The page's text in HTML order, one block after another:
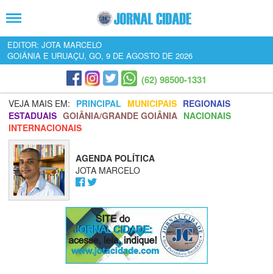
EDITOR: JOTA MARCELO
GOIÂNIA E URUAÇU, GO, 9 DE AGOSTO DE 2026
(62) 98500-1331
VEJA MAIS EM: PRINCIPAL MUNICIPAIS REGIONAIS
ESTADUAIS GOIÂNIA/GRANDE GOIÂNIA NACIONAIS
INTERNACIONAIS
AGENDA POLÍTICA
JOTA MARCELO